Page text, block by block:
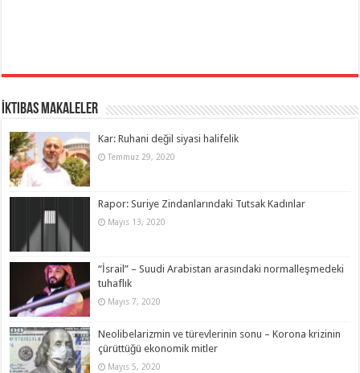
İktibas Makaleler
Kar: Ruhani değil siyasi halifelik
Temmuz 29, 2020
Rapor: Suriye Zindanlarındaki Tutsak Kadınlar
Mayıs 13, 2020
“İsrail” – Suudi Arabistan arasındaki normalleşmedeki
tuhaflık
Mayıs 7, 2020
Neolibelarizmin ve türevlerinin sonu – Korona krizinin
çürüttüğü ekonomik mitler
Mayıs 5, 2020